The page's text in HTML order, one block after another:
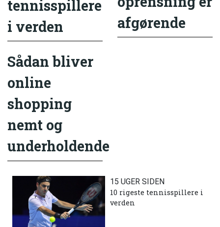
tennisspillere
i verden
afgørende
Sådan bliver
online
shopping
nemt og
underholdende
15 UGER SIDEN
10 rigeste tennisspillere i
verden